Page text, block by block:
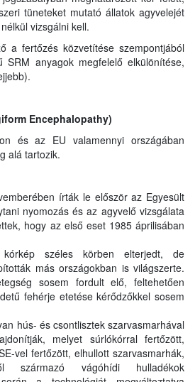
tüneteket mutató állatok agyvelejét
vizsgálni kell.
a fertőzés közvetítése szempontjából
SRM anyagok megfelelő elkülönítése,
Encephalopathy)
és az EU valamennyi országában
alá tartozik.
írták le először az Egyesült
nyomozás és az agyvelő vizsgálata
hogy az első eset 1985 áprilisában
kórkép széles körben elterjedt, de
más országokban is világszerte.
sosem fordult elő, feltehetően
fehérje etetése kérődzőkkel sosem
hús- és csontlisztek szarvasmarhával
melyet súrlókórral fertőzött,
vel fertőzött, elhullott szarvasmarhák,
származó vágóhídi hulladékok